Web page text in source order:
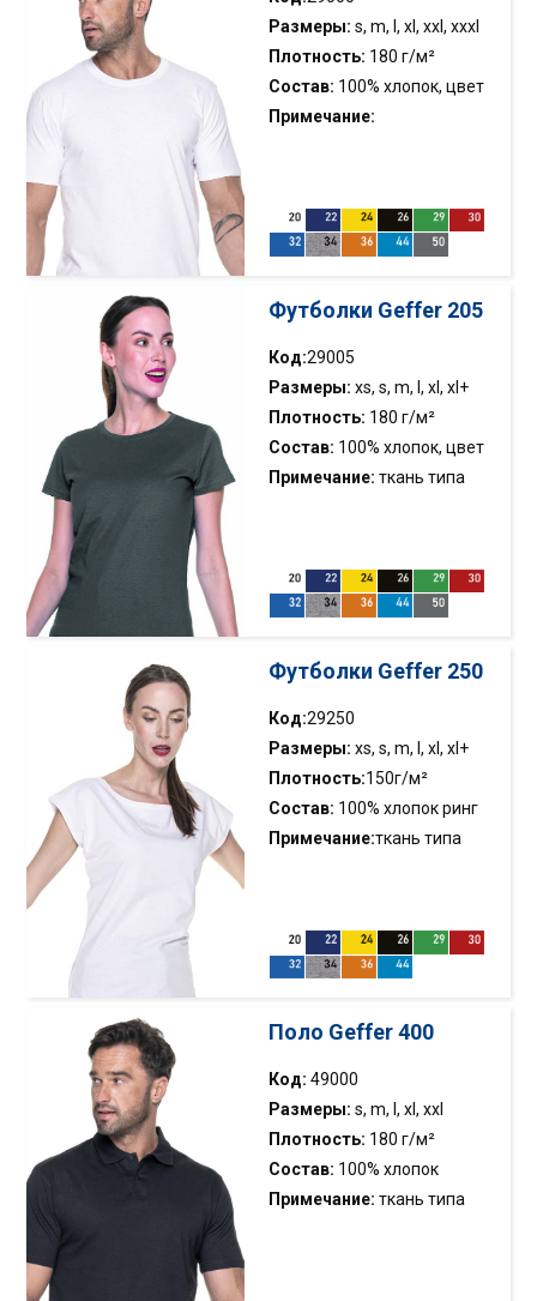
украшены кантом
Размеры: s, m, l, xl, xxl, xxxl
Плотность: 180 г/м²
Состав: 100% хлопок, цвет
34: 90% хлопок, 10% вискоза
Примечание:
стороны; двойная строчка;
отрывная этикетка
Футболки Geffer 205
Код:29005
Размеры: xs, s, m, l, xl, xl+
Плотность: 180 г/м²
Состав: 100% хлопок, цвет
34: 90% хлопок, 10% вискоза
Примечание: ткань типа
горловина и бретельки
украшены кантом; отрывная
Футболки Geffer 250
Код:29250
Размеры: xs, s, m, l, xl, xl+
Плотность:150г/м²
Состав: 100% хлопок ринг
спун; цвет 34: 90% хлопок,
Примечание:ткань типа
двойная строчка
Поло Geffer 400
Код: 49000
Размеры: s, m, l, xl, xxl
Плотность: 180 г/м²
Состав: 100% хлопок
Примечание: ткань типа